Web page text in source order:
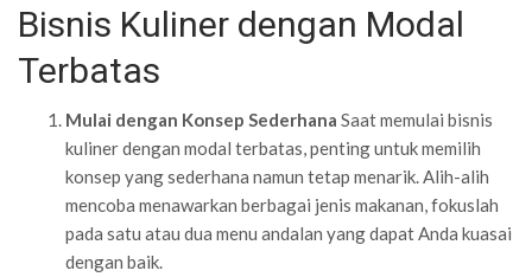
Bisnis Kuliner dengan Modal
Terbatas
Mulai dengan Konsep Sederhana Saat memulai bisnis
kuliner dengan modal terbatas, penting untuk memilih
konsep yang sederhana namun tetap menarik. Alih-alih
mencoba menawarkan berbagai jenis makanan, fokuslah
pada satu atau dua menu andalan yang dapat Anda kuasai
dengan baik.